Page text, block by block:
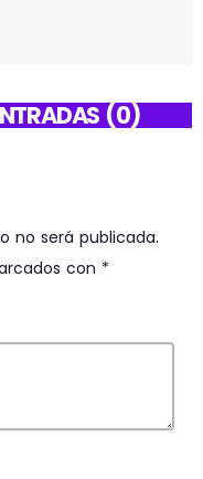
(0)
no será publicada.
con *